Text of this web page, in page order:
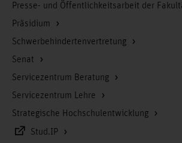
Presse- und Öffentlichkeitsarbeit der
Präsidium
Schwerbehindertenvertretung
Senat
Servicezentrum Beratung
Servicezentrum Lehre
Strategische Hochschulentwicklung
Stud.IP